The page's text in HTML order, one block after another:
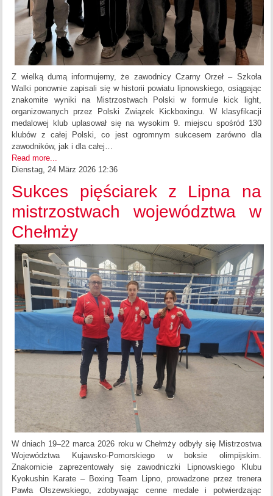
Z wielką dumą informujemy, że zawodnicy Czarny Orzeł – Szkoła
Walki ponownie zapisali się w historii powiatu lipnowskiego, osiągając
znakomite wyniki na Mistrzostwach Polski w formule kick light,
organizowanych przez Polski Związek Kickboxingu. W klasyfikacji
medalowej klub uplasował się na wysokim 9. miejscu spośród 130
klubów z całej Polski, co jest ogromnym sukcesem zarówno dla
zawodników, jak i dla całej…
Read more...
Dienstag, 24 März 2026 12:36
Sukces pięściarek z Lipna na
mistrzostwach województwa w
Chełmży
W dniach 19–22 marca 2026 roku w Chełmży odbyły się Mistrzostwa
Województwa Kujawsko-Pomorskiego w boksie olimpijskim.
Znakomicie zaprezentowały się zawodniczki Lipnowskiego Klubu
Kyokushin Karate – Boxing Team Lipno, prowadzone przez trenera
Pawła Olszewskiego, zdobywając cenne medale i potwierdzając